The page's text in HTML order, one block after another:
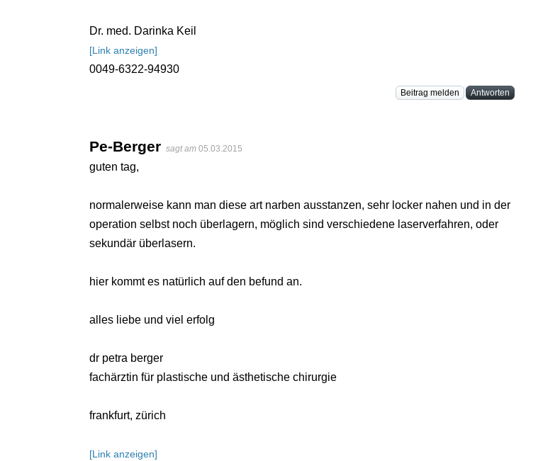
Dr. med. Darinka Keil
[Link anzeigen]
0049-6322-94930
Beitrag melden Antworten
Pe-Berger sagt am 05.03.2015
guten tag,
normalerweise kann man diese art narben ausstanzen, sehr locker nahen und in der
operation selbst noch überlagern, möglich sind verschiedene laserverfahren, oder
sekundär überlasern.
hier kommt es natürlich auf den befund an.
alles liebe und viel erfolg
dr petra berger
fachärztin für plastische und ästhetische chirurgie
frankfurt, zürich
[Link anzeigen]